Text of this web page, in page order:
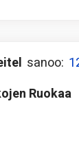
sanoo:
Ruokaa